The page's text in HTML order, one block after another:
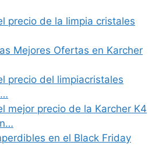
precio de la limpia cristales
Mejores Ofertas en Karcher
precio del limpiacristales
mejor precio de la Karcher K4
en el Black Friday